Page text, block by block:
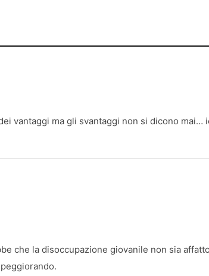
vantaggi ma gli svantaggi non si dicono mai…
che la disoccupazione giovanile non sia